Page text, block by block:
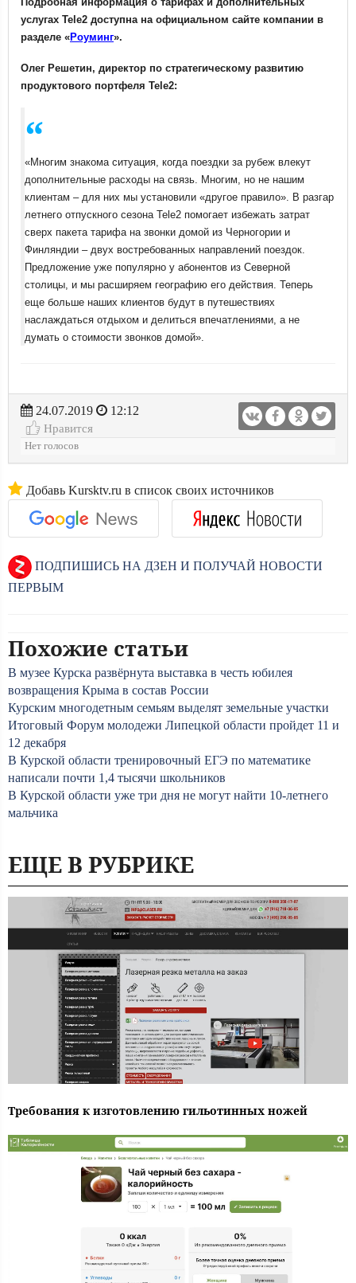
услугах Tele2 доступна на официальном сайте компании в
разделе «Роуминг».
Олег Решетин, директор по стратегическому развитию
продуктового портфеля Tele2:
«Многим знакома ситуация, когда поездки за рубеж влекут
дополнительные расходы на связь. Многим, но не нашим
клиентам – для них мы установили «другое правило». В разгар
летнего отпускного сезона Tele2 помогает избежать затрат
сверх пакета тарифа на звонки домой из Черногории и
Финляндии – двух востребованных направлений поездок.
Предложение уже популярно у абонентов из Северной
столицы, и мы расширяем географию его действия. Теперь
еще больше наших клиентов будут в путешествиях
наслаждаться отдыхом и делиться впечатлениями, а не
думать о стоимости звонков домой».
24.07.2019
12:12
Нравится
Нет голосов
Добавь Kursktv.ru в список своих источников
ПОДПИШИСЬ НА ДЗЕН И ПОЛУЧАЙ НОВОСТИ
ПЕРВЫМ
Похожие статьи
В музее Курска развёрнута выставка в честь юбилея
возвращения Крыма в состав России
Курским многодетным семьям выделят земельные участки
Итоговый Форум молодежи Липецкой области пройдет 11 и
12 декабря
В Курской области тренировочный ЕГЭ по математике
написали почти 1,4 тысячи школьников
В Курской области уже три дня не могут найти 10-летнего
мальчика
ЕЩЕ В РУБРИКЕ
Требования к изготовлению гильотинных ножей